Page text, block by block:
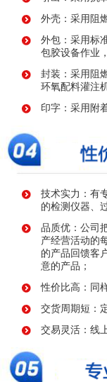
外壳：采用阻
外包：采用标
包胶设备作业
封装：采用阻
环氧配料灌注
印字：采用附
技术实力：有
的检测仪器、
品质优：公司
产经营活动的
的产品回馈客
意的产品；
性价比高：同
交货周期短：
交易灵活：线